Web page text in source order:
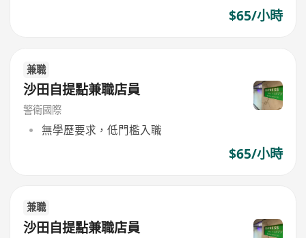
$65/小時
兼職
沙田自提點兼職店員
警衛國際
無學歷要求，低門檻入職
$65/小時
兼職
沙田自提點兼職店員